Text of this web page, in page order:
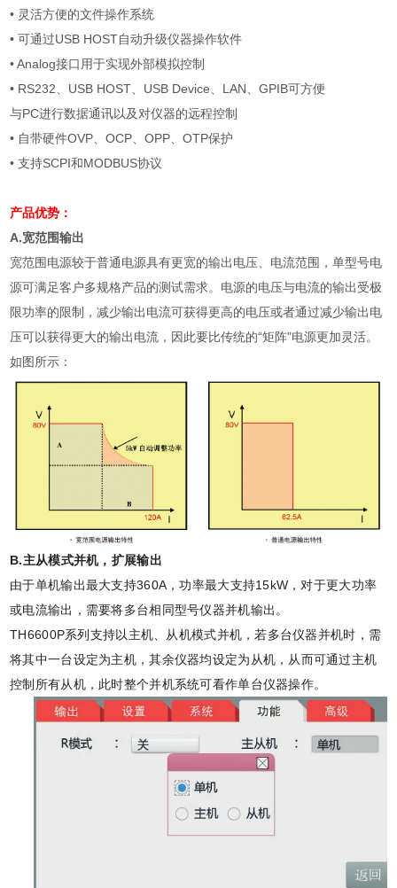
• 灵活方便的文件操作系统
• 可通过USB HOST自动升级仪器操作软件
•Analog接口用于实现外部模拟控制
• RS232 USB HOST USB Device LAN 、GPIB可方便
与PC进行数据通讯以及对仪器的远程控制
• 自带硬件OVP 、OCP 、OPP 、OTP保护
• 支持SCPI和MODBUS协议
产品优势：
A.宽范围输出
宽范围电源较于普通电源具有更宽的输出电压、电流范围，单型号电
源可满足客户多规格产品的测试需求。电源的电压与电流的输出受极
限功率的限制，减少输出电流可获得更高的电压或者通过减少输出电
压可以获得更大的输出电流，因此要比传统的“矩阵"电源更加灵活。
如图所示：
B.主从模式并机，扩展输出
由于单机输出最大支持360A，功率最大支持15kW，对于更大功率
或电流输出，需要将多台相同型号仪器并机输出。
TH6600P系列支持以主机、从机模式并机，若多台仪器并机时，需
将其中一台设定为主机，其余仪器均设定为从机，从而可通过主机
控制所有从机，此时整个并机系统可看作单台仪器操作。